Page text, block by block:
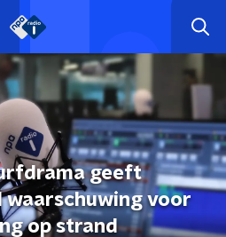
geeft
voor
op strand